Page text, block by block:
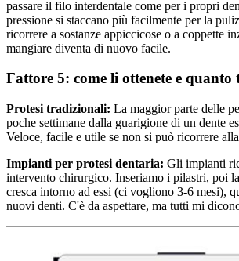
passare il filo interdentale come per i propri
pressione si staccano più facilmente per la
ricorrere a sostanze appiccicose o a coppette
mangiare diventa di nuovo facile.
Fattore 5: come li ottenete e quanto
Protesi tradizionali: La maggior parte delle
poche settimane dalla guarigione di un dente
Veloce, facile e utile se non si può ricorrere
Impianti per protesi dentaria: Gli impianti
intervento chirurgico. Inseriamo i pilastri, poi
cresca intorno ad essi (ci vogliono 3-6 mesi),
nuovi denti. C'è da aspettare, ma tutti mi